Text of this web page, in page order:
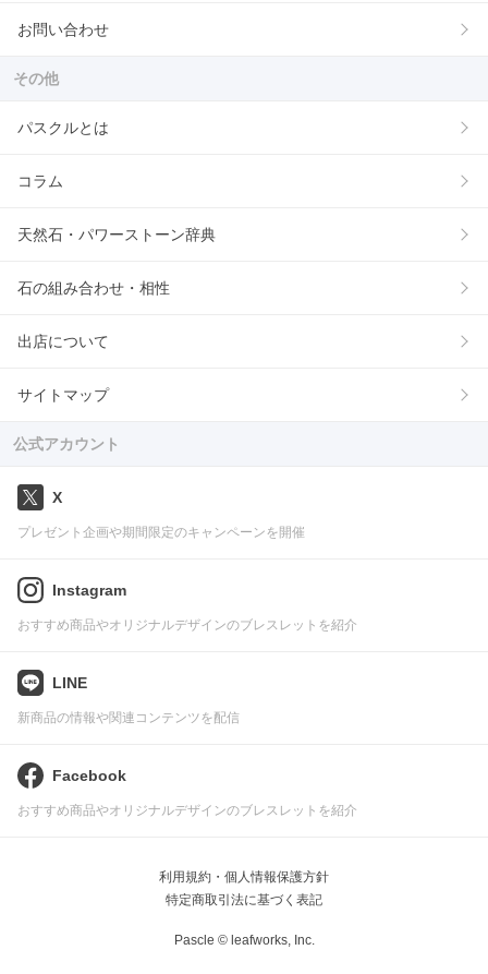
お問い合わせ
その他
パスクルとは
コラム
天然石・パワーストーン辞典
石の組み合わせ・相性
出店について
サイトマップ
公式アカウント
X
プレゼント企画や期間限定のキャンペーンを開催
Instagram
おすすめ商品やオリジナルデザインのブレスレットを紹介
LINE
新商品の情報や関連コンテンツを配信
Facebook
おすすめ商品やオリジナルデザインのブレスレットを紹介
利用規約・個人情報保護方針
特定商取引法に基づく表記
Pascle © leafworks, Inc.